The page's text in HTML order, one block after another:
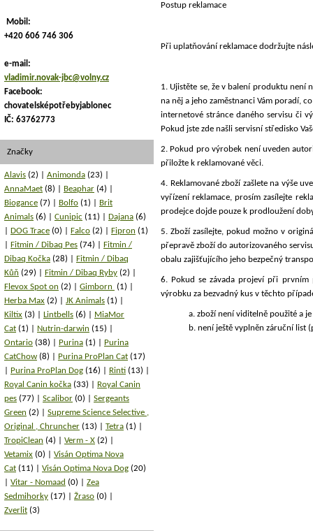
Postup reklamace
Při uplatňování reklamace dodržujte
1. Ujistěte se, že v balení produktu není
na něj a jeho zaměstnanci Vám poradí,
internetové stránce daného servisu či
Pokud jste zde našli servisní středisko
2. Pokud pro výrobek není uveden
přiložte k reklamované věci.
4. Reklamované zboží zašlete na výše
vyřízení reklamace, prosím zasílejte
prodejce dojde pouze k prodloužení
5. Zboží zasílejte, pokud možno v
přepravě zboží do autorizovaného
obalu zajišťujícího jeho bezpečný
6. Pokud se závada projeví při prvním
výrobku za bezvadný kus v těchto
a. zboží není viditelně použité a
b. není ještě vyplněn záruční list
Mobil:
+420 606 746 306
e-mail:
vladimir.novak-jbc@volny.cz
Facebook:
chovatelsképotřebyjablonec
IČ: 63762773
Značky
Alavis (2) Animonda (23)
AnnaMaet (8) Beaphar (4)
Biogance (7) Bolfo (1)
Brit
Animals (6) Cunipic (11) Dajana (6)
DOG Trace (0) Falco (2) Fipron (1)
Fitmin / Dibaq Pes (74)
Fitmin /
Dibaq Kočka (28)
Fitmin / Dibaq
Kůň (29) Fitmin / Dibaq Ryby (2)
Flevox Spot on (2) Gimborn
(1)
Herba Max (2) JK Animals (1)
Kiltix (3) Lintbells (6)
MiaMor
Cat (1) Nutrin-darwin (15)
Ontario (38) Purina (1)
Purina
CatChow (8) Purina ProPlan Cat (17)
Purina ProPlan Dog (16) Rinti (13)
Royal Canin kočka (33)
Royal Canin
pes (77) Scalibor (0)
Sergeants
Green (2)
Supreme Science Selective ,
Original , Chruncher (13) Tetra (1)
TropiClean (4) Verm - X (2)
Vetamix (0)
Visán Optima Nova
Cat (11) Visán Optima Nova Dog (20)
Vitar - Nomaad (0)
Zea
Sedmihorky (17) Žraso (0)
Zverlit (3)